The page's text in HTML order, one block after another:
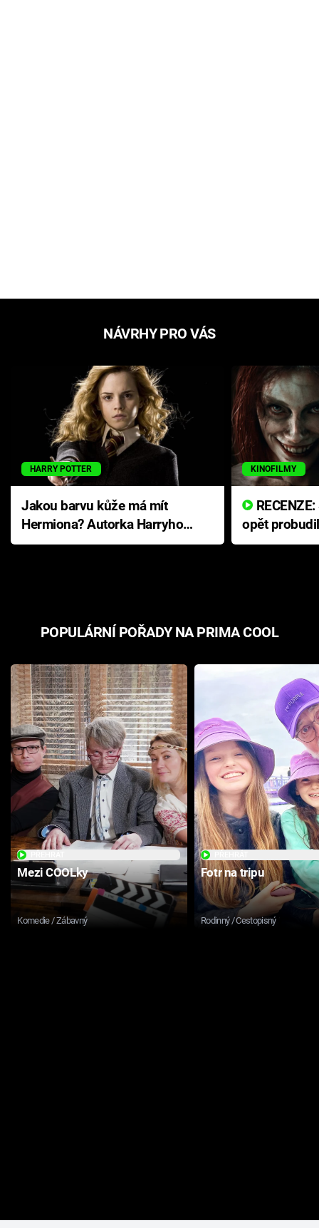
NÁVRHY PRO VÁS
HARRY POTTER
Jakou barvu kůže má mít
Hermiona? Autorka Harryho
Pottera přišla s ráznou
KINOFILMY
opět
přichází s
POPULÁRNÍ POŘADY NA PRIMA COOL
Mezi COOLky
Komedie / Zábavný
Fotr na tripu
Rodinný / Cestopisný